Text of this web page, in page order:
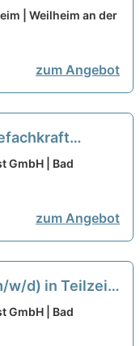
Du richtig! neu
| Weilheim an der
zum Angebot
Teilzeit –
beraten!
GmbH | Bad
zum Angebot
w/d) in Teilzeit
beraten!
GmbH | Bad